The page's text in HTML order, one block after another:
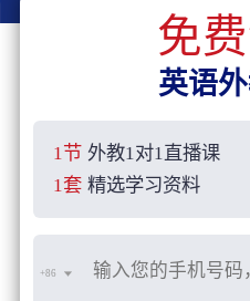
免
英语
1节 外教1对1直播课
1套 精选学习资料
+86